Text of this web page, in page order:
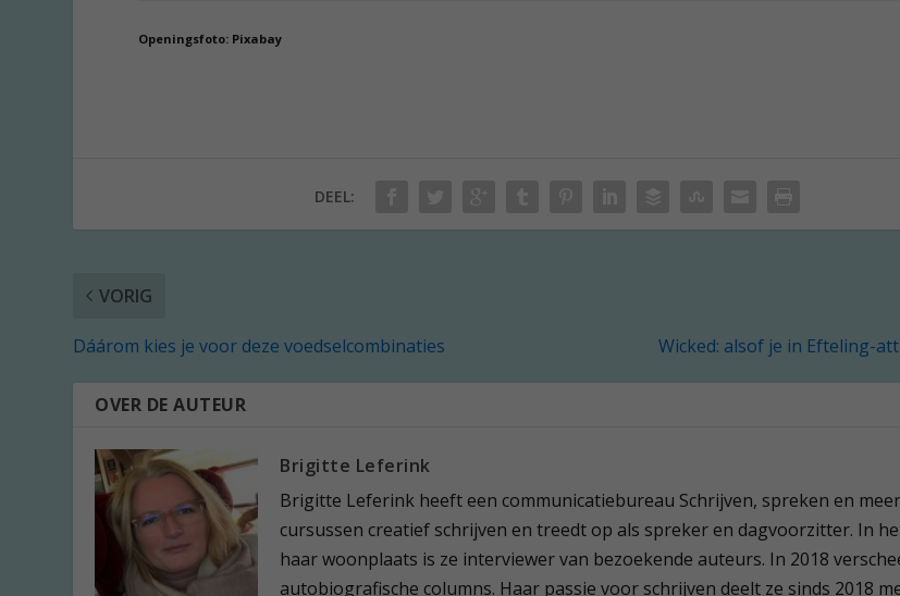
Openingsfoto: Pixabay
DEEL:
VORIG
Dáárom kies je voor deze voedselcombinaties Wicked: alsof je in Efteling-
OVER DE AUTEUR
Brigitte Leferink
Brigitte Leferink heeft een communicatiebureau Schrijven, spreken en
cursussen creatief schrijven en treedt op als spreker en dagvoorzitter. In
haar woonplaats is ze interviewer van bezoekende auteurs. In 2018
autobiografische columns. Haar passie voor schrijven deelt ze sinds 2018